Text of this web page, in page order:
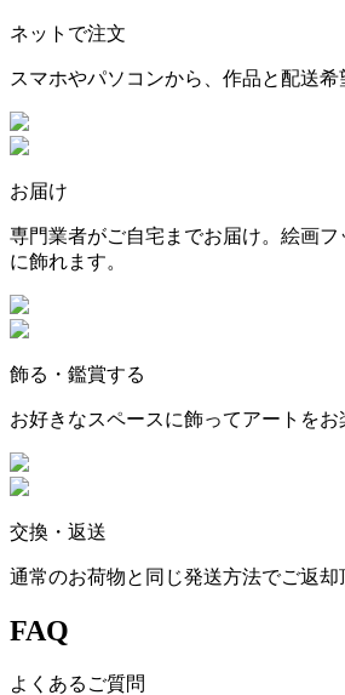
ネットで注文
スマホやパソコンから、作品と配送希
お届け
専門業者がご自宅までお届け。絵画
に飾れます。
飾る・鑑賞する
お好きなスペースに飾ってアートをお
交換・返送
通常のお荷物と同じ発送方法でご返却
FAQ
よくあるご質問